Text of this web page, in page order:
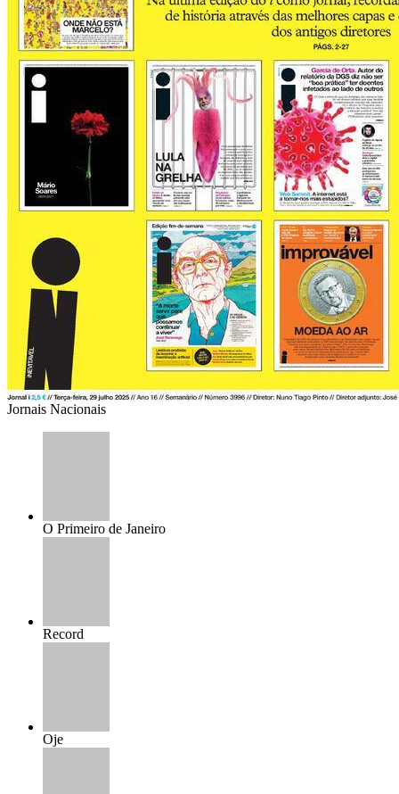
Jornais Nacionais
O Primeiro de Janeiro
Record
Oje